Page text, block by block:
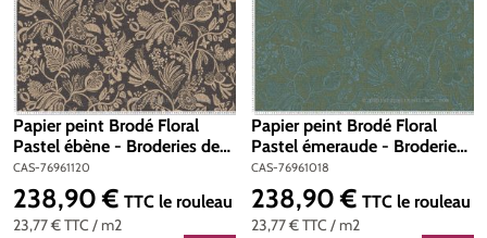
Papier peint Brodé Floral
Pastel ébène - Broderies de
Casamance | Réf. CAS-
76961120
CAS-76961120
23,77 €TTC / m2
Prix régulier :
238,90 € TTC le rouleau
Papier peint Brodé Floral
Pastel émeraude - Broderies
de Casamance | Réf. CAS-
76961018
CAS-76961018
23,77 €TTC / m2
Prix régulier :
238,90 € TTC le rouleau